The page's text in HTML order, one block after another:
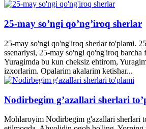
25-may so’ngi qo’ng’iroq sherlar
25-may so'ngi qo'ng'iroq sherlar to'plami.
ssenariysi, 25-may so'ngi qo'ng'iroq barcha
Yuragimda bu kun cheksiz ehtirom,
izxorlarim. Opalarim akalarim ketishar...
Nodirbegim g’azallari sherlari
Mohlaroyim Nodirbegim g'azallari sherlari